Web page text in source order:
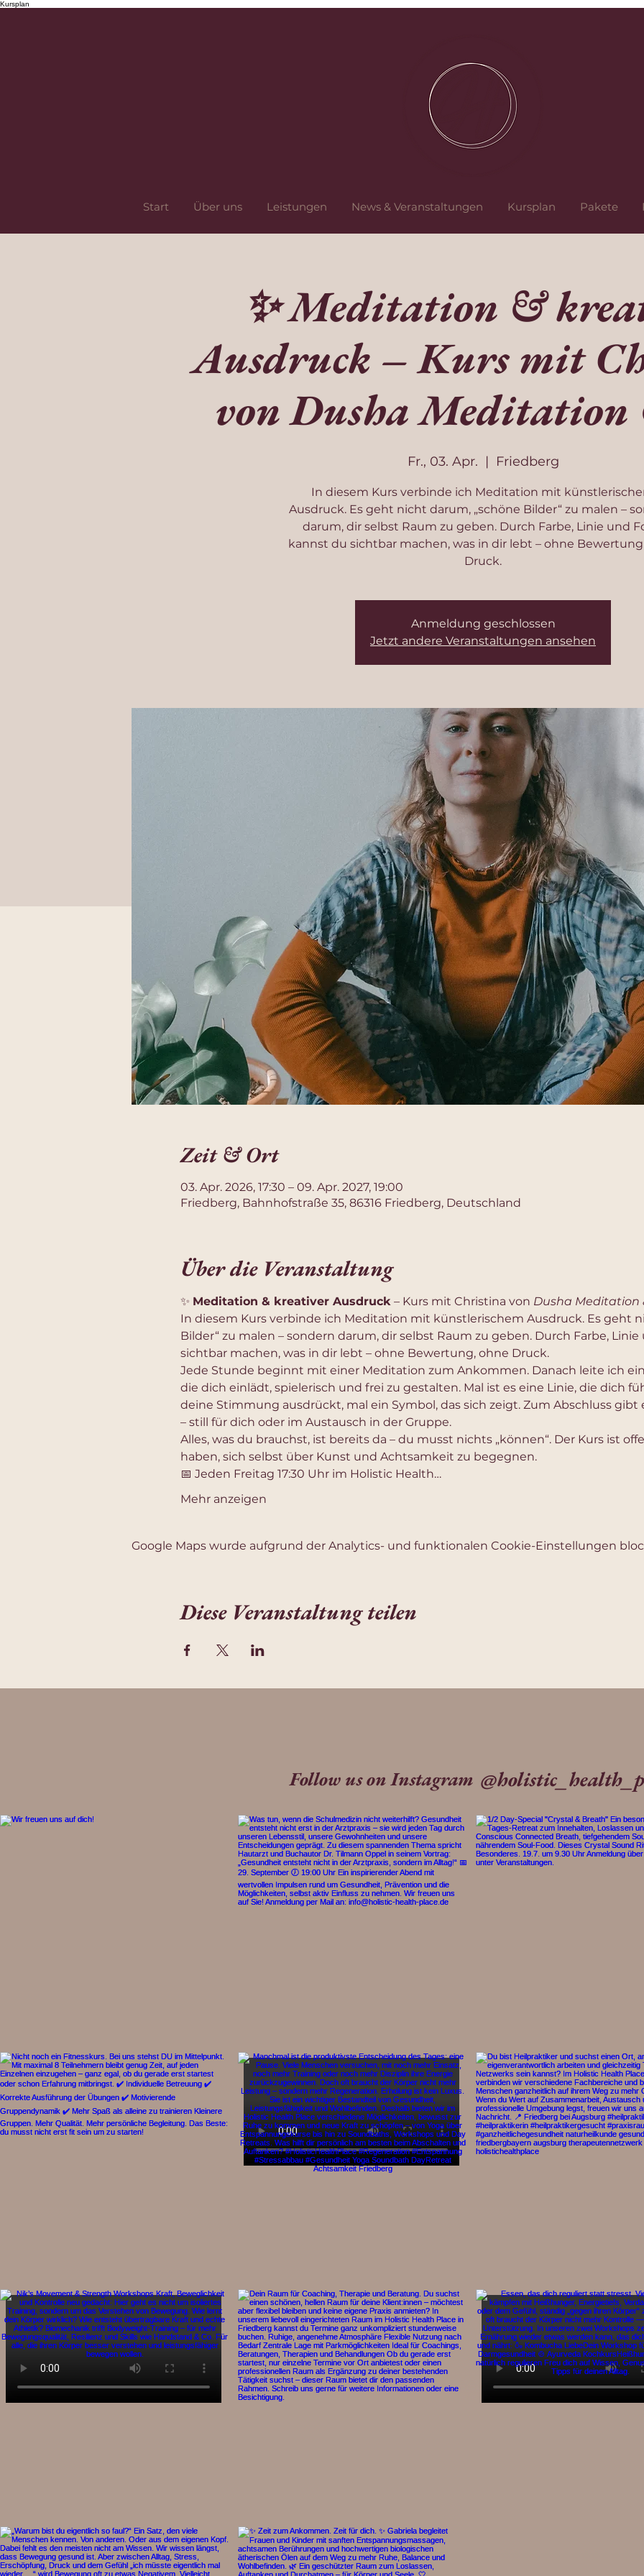
Kursplan
Start Über uns Leistungen News & Veranstaltungen Kursplan Pakete
✨ Meditation &
Ausdruck – Kurs mit
von Dusha
Fr., 03. Apr.
  |
Friedberg
In diesem Kurs verbinde ich Meditation mit
Ausdruck. Es geht nicht darum, „schöne Bilder“ zu malen –
darum, dir selbst Raum zu geben. Durch Farbe, Linie und
kannst du sichtbar machen, was in dir lebt – ohne
Druck.
Anmeldung geschlossen
Jetzt andere Veranstaltungen ansehen
Zeit & Ort
03. Apr. 2026, 17:30 – 09. Apr. 2027, 19:00
Friedberg, Bahnhofstraße 35, 86316 Friedberg, Deutschland
Über die Veranstaltung
✨ Meditation & kreativer Ausdruck – Kurs mit Christina von Dusha Meditation
In diesem Kurs verbinde ich Meditation mit künstlerischem Ausdruck. Es geht
Bilder“ zu malen – sondern darum, dir selbst Raum zu geben. Durch Farbe,
sichtbar machen, was in dir lebt – ohne Bewertung, ohne Druck.
Jede Stunde beginnt mit einer Meditation zum Ankommen. Danach leite ich
die dich einlädt, spielerisch und frei zu gestalten. Mal ist es eine Linie, die dich
deine Stimmung ausdrückt, mal ein Symbol, das sich zeigt. Zum Abschluss
– still für dich oder im Austausch in der Gruppe.
Alles, was du brauchst, ist bereits da – du musst nichts „können“. Der Kurs ist
haben, sich selbst über Kunst und Achtsamkeit zu begegnen.
📅 Jeden Freitag 17:30 Uhr im Holistic Health…
Mehr anzeigen
Google Maps wurde aufgrund der Analytics- und funktionalen Cookie-Einstellungen
Diese Veranstaltung teilen
Follow us on Instagram